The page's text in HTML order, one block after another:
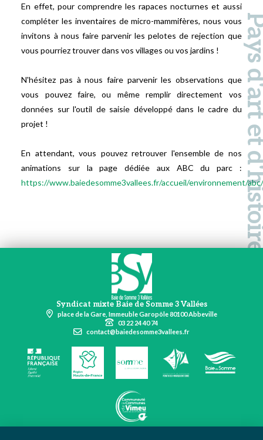
En effet, pour comprendre les rapaces nocturnes et aussi
compléter les inventaires de micro-mammifères, nous vous
invitons à nous faire parvenir les pelotes de rejection que
vous pourriez trouver dans vos villages ou vos jardins !
N'hésitez pas à nous faire parvenir les observations que
vous pouvez faire, ou même remplir directement vos
données sur l'outil de saisie développé dans le cadre du
projet !
En attendant, vous pouvez retrouver l'ensemble de nos
animations sur la page dédiée aux ABC du parc :
https://www.baiedesomme3vallees.fr/accueil/environnement/
Pays
Syndicat mixte Baie de Somme 3 Vallées
place de la Gare, Immeuble Garopôle 80100 Abbeville
03 22 24 40 74
contact@baiedesomme3vallees.fr